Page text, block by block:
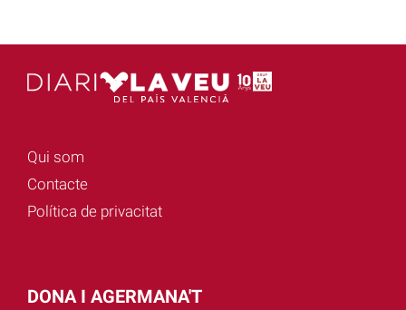
Qui som
Contacte
Política de privacitat
DONA I AGERMANA'T